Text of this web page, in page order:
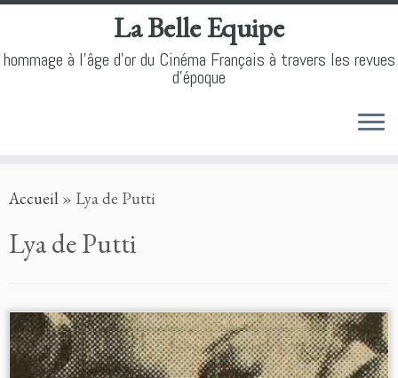
to
La Belle Equipe
hommage à l'âge d'or du Cinéma Français à travers les revues
d'époque
Accueil » Lya de Putti
Lya de Putti